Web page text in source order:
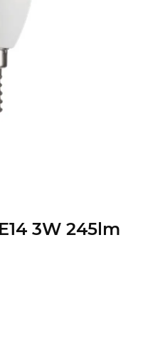
3W 245lm